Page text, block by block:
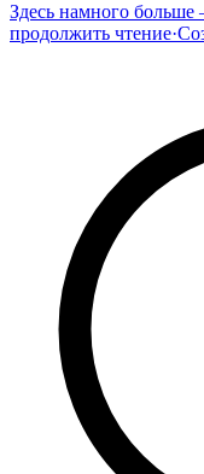
Здесь намного больше
продолжить чтение·